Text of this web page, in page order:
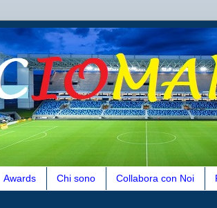
Awards Chi sono Collabora con Noi